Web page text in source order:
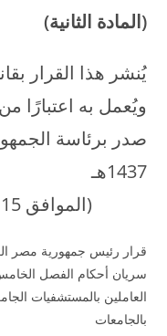
(المادة الثانية)
يُنشر هذا القرار
ويُعمل به اعتبارًا
1437هـ
(الموافق 15 ديسمبر سنة 2015م).
العاملين بالمستشفيات
بالجامعات